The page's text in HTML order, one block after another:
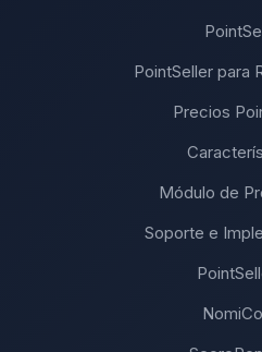
PointSeller para
Precios
Módulo de
Soporte e